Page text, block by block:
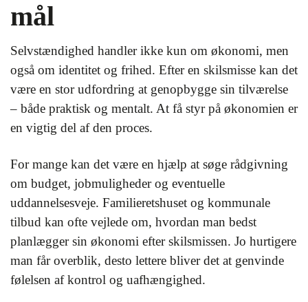
mål
Selvstændighed handler ikke kun om økonomi, men
også om identitet og frihed. Efter en skilsmisse kan det
være en stor udfordring at genopbygge sin tilværelse
– både praktisk og mentalt. At få styr på økonomien er
en vigtig del af den proces.
For mange kan det være en hjælp at søge rådgivning
om budget, jobmuligheder og eventuelle
uddannelsesveje. Familieretshuset og kommunale
tilbud kan ofte vejlede om, hvordan man bedst
planlægger sin økonomi efter skilsmissen. Jo hurtigere
man får overblik, desto lettere bliver det at genvinde
følelsen af kontrol og uafhængighed.